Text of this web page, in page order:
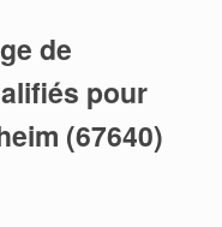
de
pour
(67640)